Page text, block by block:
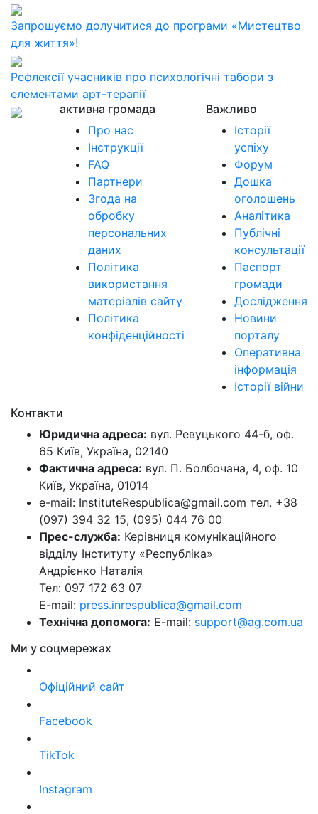
Запрошуємо долучитися до програми «Мистецтво
для життя»!
Рефлексії учасників про психологічні табори з
елементами арт-терапії
активна громада
Про нас
Інструкції
FAQ
Партнери
Згода на
обробку
персональних
даних
Політика
використання
матеріалів сайту
Політика
конфіденційності
Важливо
Історії
успіху
Форум
Дошка
оголошень
Аналітика
Публічні
консультації
Паспорт
громади
Дослідження
Новини
порталу
Оперативна
інформація
Історії війни
Контакти
Юридична адреса: вул. Ревуцького 44-б, оф.
65 Київ, Україна, 02140
Фактична адреса: вул. П. Болбочана, 4, оф. 10
Київ, Україна, 01014
e-mail: InstituteRespublica@gmail.com тел. +38
(097) 394 32 15, (095) 044 76 00
Прес-служба: Керівниця комунікаційного
відділу Інституту «Республіка»
Андрієнко Наталія
Тел: 097 172 63 07
E-mail: press.inrespublica@gmail.com
Технічна допомога: E-mail: support@ag.com.ua
Ми у соцмережах
Офіційний сайт
Facebook
TikTok
Instagram